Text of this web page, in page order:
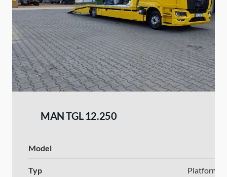
MAN TGL 12.250
Model
Typ Platforma